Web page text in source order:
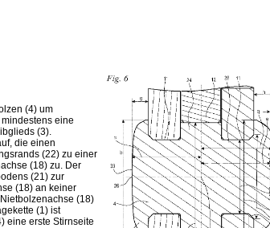
(4) um
eine
(3).
die einen
(22) zu einer
(18) zu. Der
(21) zur
(18) an keiner
(18)
(1) ist
eine erste Stirnseite